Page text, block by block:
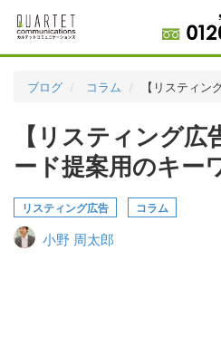
実績・お客様の声
初めて導入をお考えの方
代理店の乗り換えをお考えの方
ブログ コラム 【リスティン
【リスティング広
ード提案用のキー
リスティング広告 コラム
小野 周太郎